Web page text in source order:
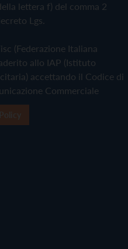
lettera f) del comma 2
Lgs.
(Federazione Italiana
allo IAP (Istituto
accettando il Codice di
Commerciale